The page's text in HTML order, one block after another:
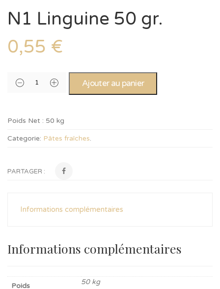
N1 Linguine 50 gr.
0,55 €
Ajouter au panier
Poids Net : 50 kg
Categorie: Pâtes fraîches.
PARTAGER :
Informations complémentaires
Informations complémentaires
Poids 50 kg